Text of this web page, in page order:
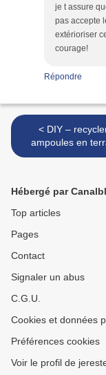
je t assure
pas accepte
extérioriser
courage!
Répondre
< DIY – recycler les
ampoules en
Hébergé par
Top articles
Pages
Contact
Signaler un abus
C.G.U.
Cookies et données
Préférences cookies
Voir le profil de